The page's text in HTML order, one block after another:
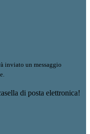
inviato un messaggio
di posta elettronica!